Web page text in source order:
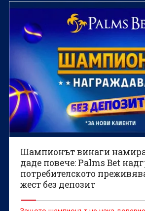
Шампионът винаги
даде повече: Palms Bet
потребителското
жест без депозит